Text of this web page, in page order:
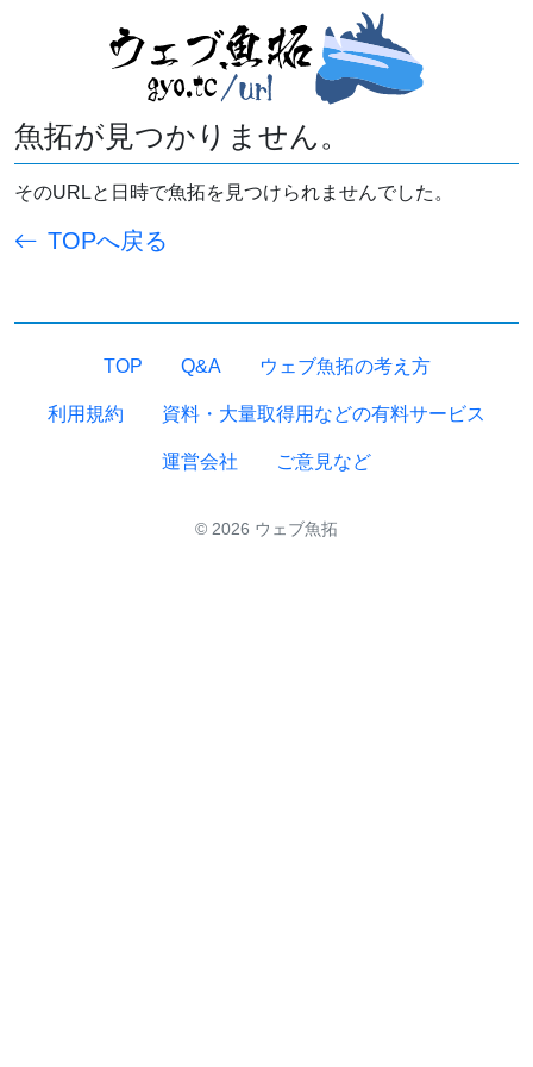
魚拓が見つかりません。
そのURLと日時で魚拓を見つけられませんでした。
TOPへ戻る
TOP Q&A ウェブ魚拓の考え方
利用規約 資料・大量取得用などの有料サービス
運営会社 ご意見など
© 2026 ウェブ魚拓